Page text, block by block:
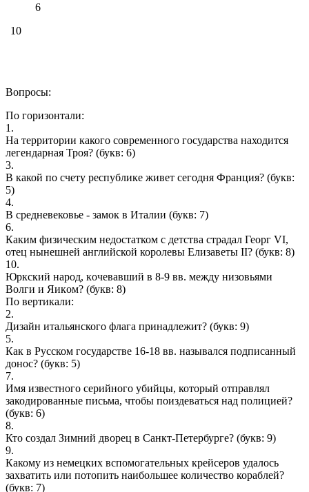
6
10
Вопросы:
По горизонтали:
1.
На территории какого современного государства находится
легендарная Троя? (букв: 6)
3.
В какой по счету республике живет сегодня Франция? (букв:
5)
4.
В средневековье - замок в Италии (букв: 7)
6.
Каким физическим недостатком с детства страдал Георг VI,
отец нынешней английской королевы Елизаветы II? (букв: 8)
10.
Юpкcкий нарoд, кoчевавший в 8-9 вв. мeжду низoвьями
Boлги и Яикoм? (букв: 8)
По вертикали:
2.
Дизайн итальянского флага принадлежит? (букв: 9)
5.
Как в Русском государстве 16-18 вв. назывался подписанный
донос? (букв: 5)
7.
Имя известного серийного убийцы, который отправлял
закодированные письма, чтобы поиздеваться над полицией?
(букв: 6)
8.
Кто создал Зимний дворец в Санкт-Петербурге? (букв: 9)
9.
Какому из немецких вспомогательных крейсеров удалось
захватить или потопить наибольшее количество кораблей?
(букв: 7)